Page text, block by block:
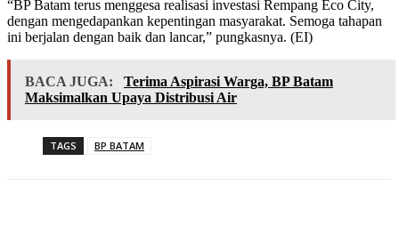
“BP Batam terus menggesa realisasi investasi Rempang Eco City,
dengan mengedapankan kepentingan masyarakat. Semoga tahapan
ini berjalan dengan baik dan lancar,” pungkasnya. (EI)
BACA JUGA:
Terima Aspirasi Warga, BP Batam
Maksimalkan Upaya Distribusi Air
TAGS BP BATAM